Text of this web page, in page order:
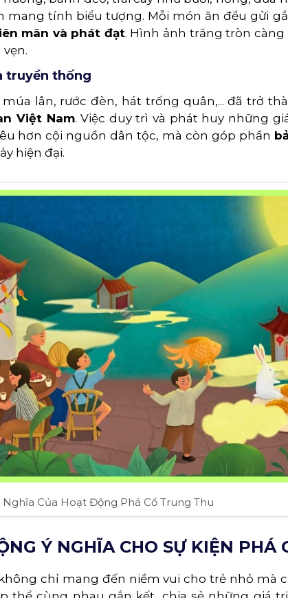
mang tính biểu tượng. Mỗi món ăn đều gửi
mãn và phát đạt. Hình ảnh trăng tròn
truyền thống
lân, rước đèn, hát trống quân,... đã trở
Việt Nam. Việc duy trì và phát huy những
hơn cội nguồn dân tộc, mà còn góp phần
hiện đại.
Nghĩa Của Hoạt Động Phá Cổ Trung Thu
Ý NGHĨA CHO SỰ KIỆN PHÁ
chỉ mang đến niềm vui cho trẻ nhỏ mà